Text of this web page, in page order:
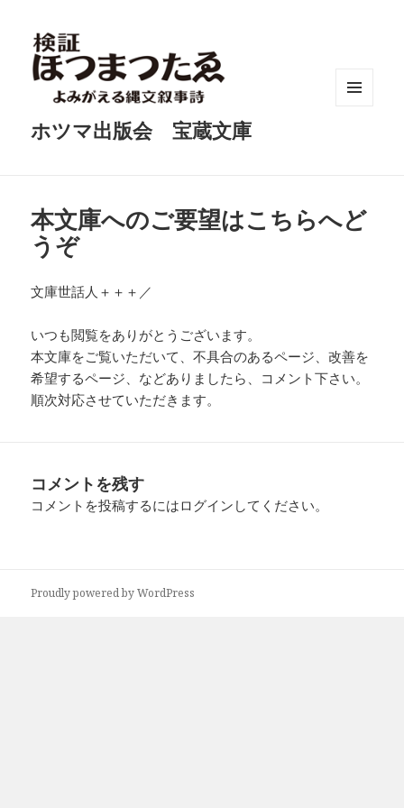
ホツマ出版会 宝蔵文庫
本文庫へのご要望はこちらへど
うぞ
文庫世話人＋＋＋／
いつも閲覧をありがとうございます。
本文庫をご覧いただいて、不具合のあるページ、改善を
希望するページ、などありましたら、コメント下さい。
順次対応させていただきます。
コメントを残す
コメントを投稿するにはログイン してください。
Proudly powered by WordPress